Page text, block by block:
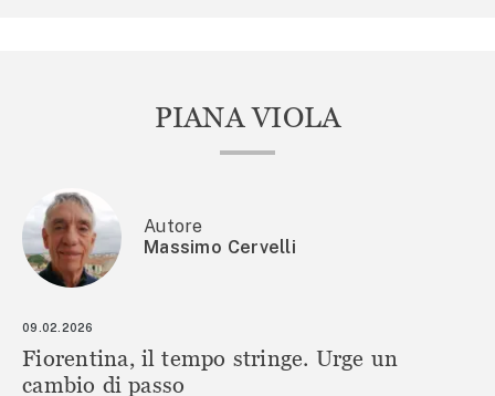
PIANA VIOLA
Autore
Massimo Cervelli
09.02.2026
Fiorentina, il tempo stringe. Urge un
cambio di passo